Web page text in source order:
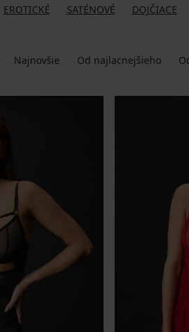
EROTICKÉ SATÉNOVÉ DOJČIACE
Najnovšie Od najlacnejšieho